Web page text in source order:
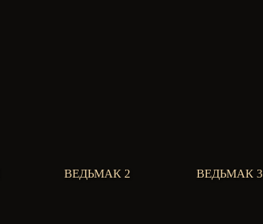
ВЕДЬМАК 2 ВЕДЬМАК 3